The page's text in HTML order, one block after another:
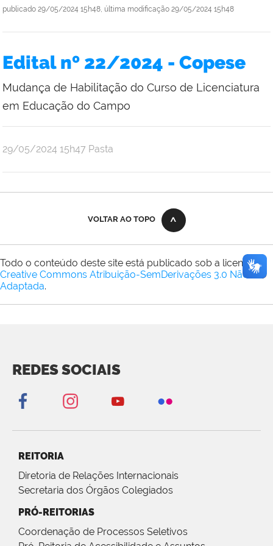
publicado 29/05/2024 15h48, última modificação 29/05/2024 15h48
Edital nº 22/2024 - Copese
Mudança de Habilitação do Curso de Licenciatura
em Educação do Campo
publicado
29/05/2024 15h47 Pasta
VOLTAR AO TOPO
Todo o conteúdo deste site está publicado sob a licença
Creative Commons Atribuição-SemDerivações 3.0 Não
Adaptada.
REDES SOCIAIS
REITORIA
Diretoria de Relações Internacionais
Secretaria dos Órgãos Colegiados
PRÓ-REITORIAS
Coordenação de Processos Seletivos